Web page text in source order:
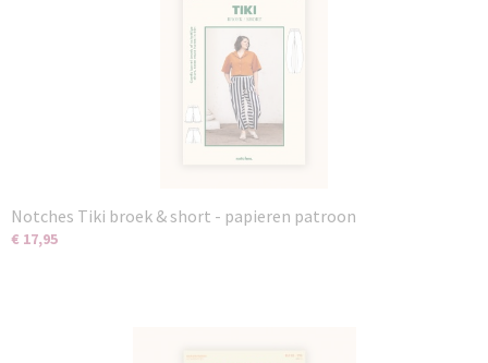
Notches Tiki broek & short - papieren patroon
€ 17,95